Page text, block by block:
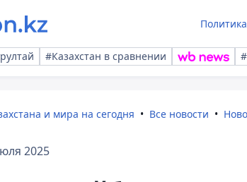
Политика
#Казахстан в сравнении
и мира на сегодня Все новости
2025